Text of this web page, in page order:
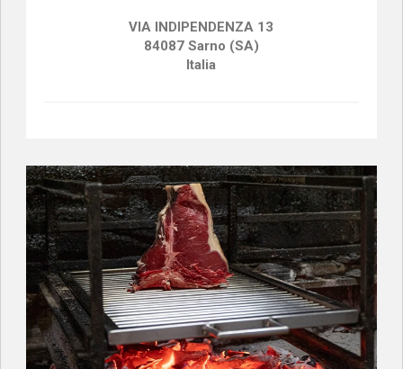
VIA INDIPENDENZA 13
84087 Sarno (SA)
Italia